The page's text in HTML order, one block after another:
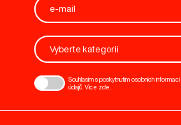
Vyberte kategorii
Souhlasím s poskytnutím osobních
údajů. Více zde